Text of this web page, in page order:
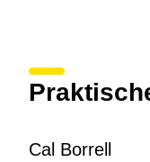
Cal Borrell